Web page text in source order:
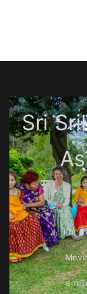
Sri
Km 4